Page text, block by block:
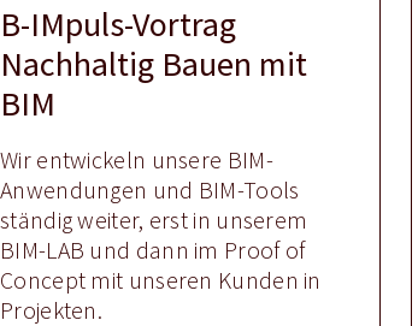
B-IMpuls-Vortrag
Nachhaltig Bauen mit
BIM
Wir entwickeln unsere BIM-
Anwendungen und BIM-Tools
ständig weiter, erst in unserem
BIM-LAB und dann im Proof of
Concept mit unseren Kunden in
Projekten.